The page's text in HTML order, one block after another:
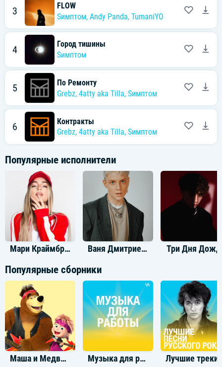
3
FLOW
Sимптом, Andy Panda, TumaniYO
4
Город тишины
Sимптом
5
По Ремонту
Grebz, 4atty aka Tilla, Sимптом
6
Контракты
Grebz, 4atty aka Tilla, Sимптом
Популярные исполнители
Мари Краймбрери Ваня Дмитриенко Три Дня
Популярные сборники
Маша и Медведь песни из мультфильма Музыка для работы